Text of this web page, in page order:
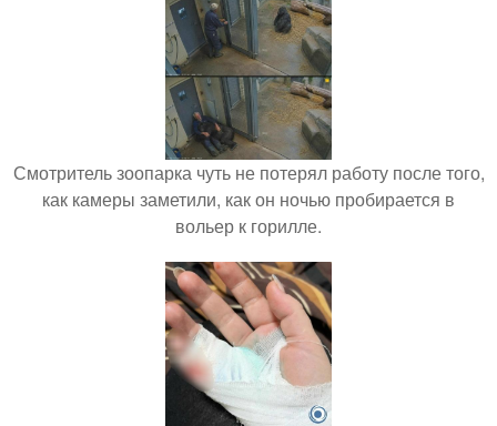
Смотритель зоопарка чуть не потерял работу после того,
как камеры заметили, как он ночью пробирается в
вольер к горилле.